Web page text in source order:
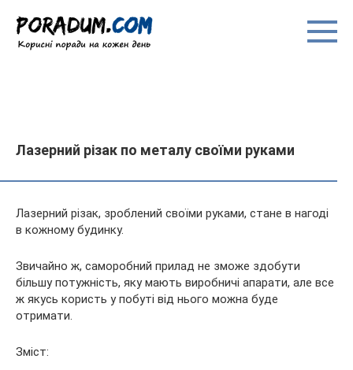
вмісту
Лазерний різак по металу своїми руками
Лазерний різак, зроблений своїми руками, стане в нагоді
в кожному будинку.
Звичайно ж, саморобний прилад не зможе здобути
більшу потужність, яку мають виробничі апарати, але все
ж якусь користь у побуті від нього можна буде
отримати.
Зміст: